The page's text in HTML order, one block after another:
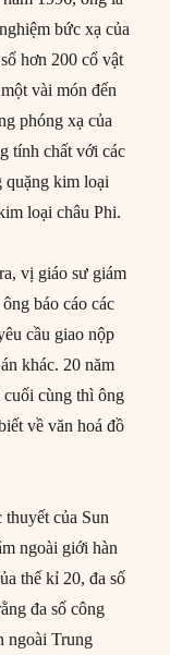
bức xạ của
hơn 200 cổ vật
vài món đến
phóng xạ của
tính chất với các
quặng kim loại
loại châu Phi.
vị giáo sư giám
báo cáo các
cầu giao nộp
khác. 20 năm
cuối cùng thì ông
về văn hoá đồ
của Sun
ngoài giới hàn
thế kỉ 20, đa số
đa số công
ngoài Trung